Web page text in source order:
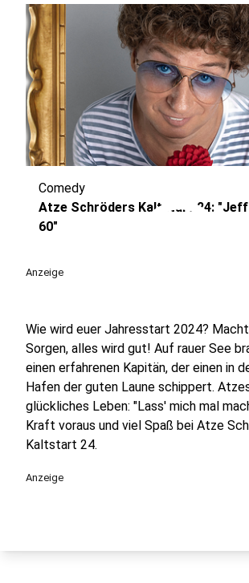
play_circle
Comedy
Atze Schröders Kaltstart 24:
60"
Anzeige
Wie wird euer Jahresstart 2024?
Sorgen, alles wird gut! Auf rauer See
einen erfahrenen Kapitän, der einen in
Hafen der guten Laune schippert.
glückliches Leben: "Lass' mich mal
Kraft voraus und viel Spaß bei Atze
Kaltstart 24.
Anzeige